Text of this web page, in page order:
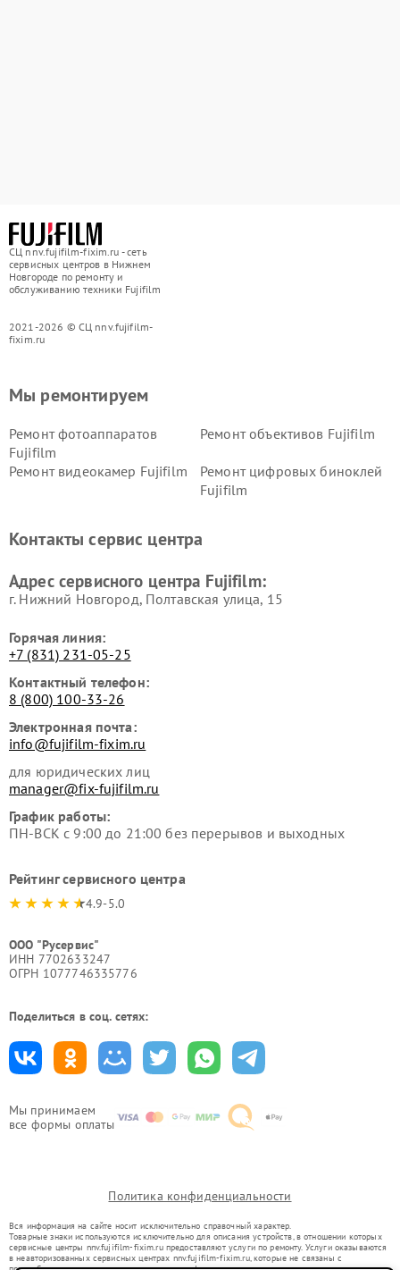
СЦ nnv.fujifilm-fixim.ru - сеть
сервисных центров в Нижнем
Новгороде по ремонту и
обслуживанию техники Fujifilm
2021-2026 © СЦ nnv.fujifilm-
fixim.ru
Мы принимаем
все формы оплаты
Мы ремонтируем
Ремонт фотоаппаратов
Fujifilm
Ремонт объективов Fujifilm
Ремонт видеокамер Fujifilm
Ремонт цифровых биноклей
Fujifilm
Контакты сервис центра
Адрес сервисного центра Fujifilm:
г. Нижний Новгород, Полтавская улица, 15
Горячая линия:
+7 (831) 231-05-25
Контактный телефон:
8 (800) 100-33-26
Электронная почта:
info@fujifilm-fixim.ru
для юридических лиц
manager@fix-fujifilm.ru
График работы:
ПН-ВСК с 9:00 до 21:00 без перерывов и выходных
Рейтинг сервисного центра
4.9-5.0
ООО "Русервис"
ИНН 7702633247
ОГРН 1077746335776
Поделиться в соц. сетях:
Политика конфиденциальности
Вся информация на сайте носит исключительно справочный характер.
Товарные знаки используются исключительно для описания устройств, в отношении которых
сервисные центры nnv.fujifilm-fixim.ru предоставляют услуги по ремонту. Услуги оказываются
в неавторизованных сервисных центрах nnv.fujifilm-fixim.ru, которые не связаны с